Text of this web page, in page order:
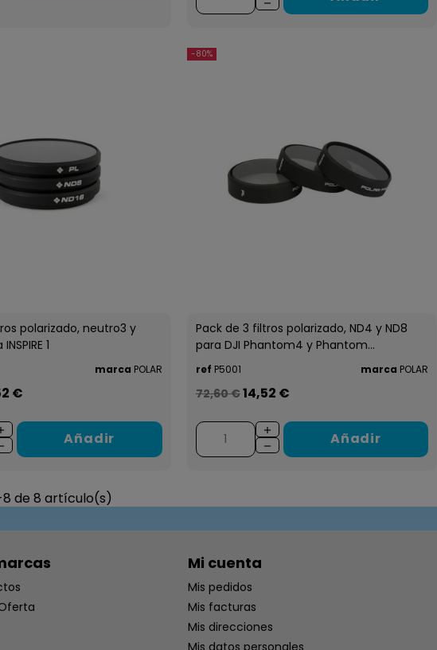
polarizado, neutro3 y
1
marca POLAR
€
Añadir
-80%
Pack de 3 filtros polarizado, ND4 y ND8
para DJI Phantom4 y Phantom...
ref P5001 marca POLAR
72,60 €14,52 €
Añadir
de 8 artículo(s)
Mi cuenta
Mis pedidos
Mis facturas
Mis direcciones
Mis datos personales